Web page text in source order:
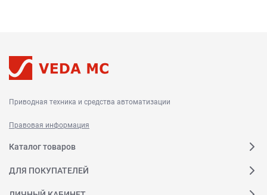
Приводная техника и средства автоматизации
Правовая информация
Каталог товаров
ДЛЯ ПОКУПАТЕЛЕЙ